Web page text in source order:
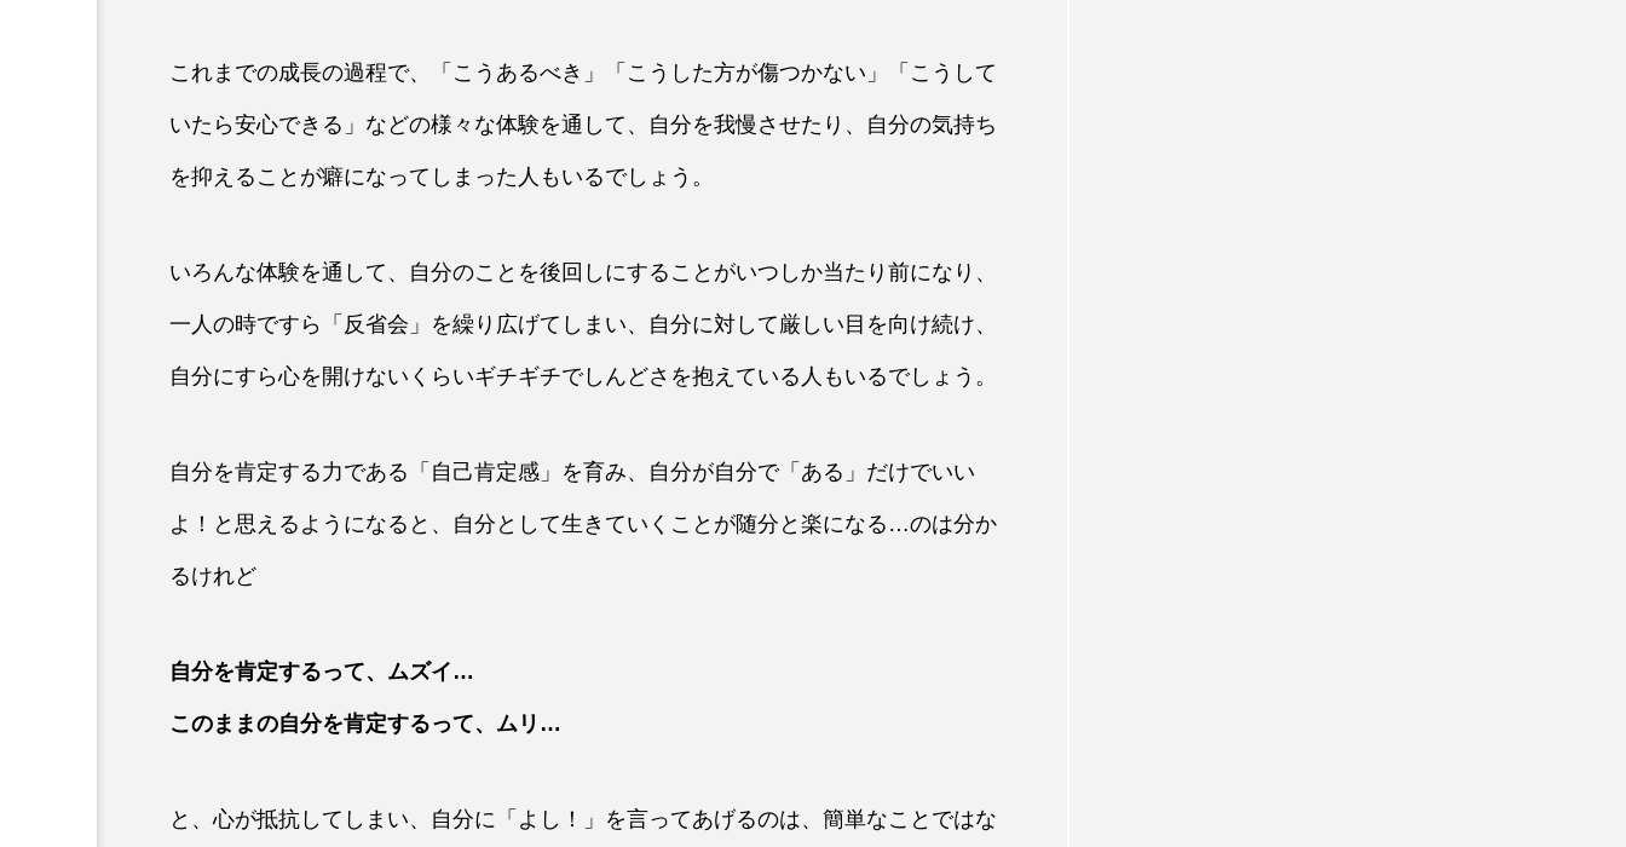
これまでの成長の過程で、「こうあるべき」「こうした方が傷つかない」「こうして
いたら安心できる」などの様々な体験を通して、自分を我慢させたり、自分の気持ち
を抑えることが癖になってしまった人もいるでしょう。
いろんな体験を通して、自分のことを後回しにすることがいつしか当たり前になり、
一人の時ですら「反省会」を繰り広げてしまい、自分に対して厳しい目を向け続け、
自分にすら心を開けないくらいギチギチでしんどさを抱えている人もいるでしょう。
自分を肯定する力である「自己肯定感」を育み、自分が自分で「ある」だけでいい
よ！と思えるようになると、自分として生きていくことが随分と楽になる…のは分か
るけれど
自分を肯定するって、ムズイ…
このままの自分を肯定するって、ムリ…
と、心が抵抗してしまい、自分に「よし！」を言ってあげるのは、簡単なことではな